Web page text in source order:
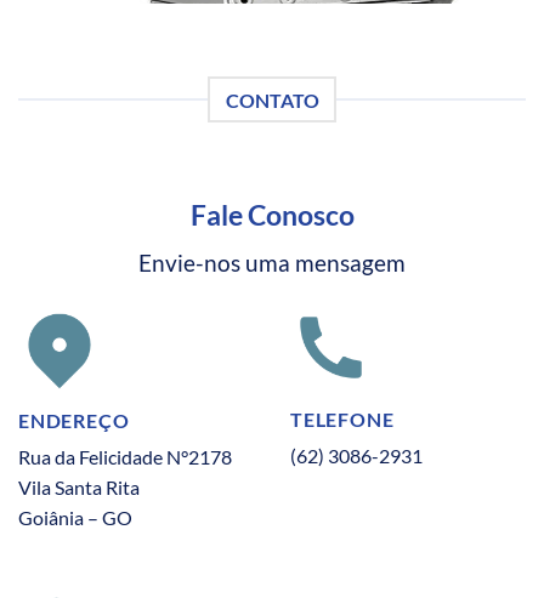
CONTATO
Fale Conosco
Envie-nos uma mensagem
ENDEREÇO
Rua da Felicidade N°2178
Vila Santa Rita
Goiânia – GO
TELEFONE
(62) 3086-2931